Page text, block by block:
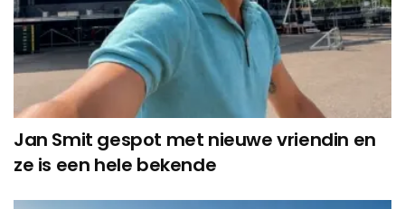
Jan Smit gespot met nieuwe vriendin en
ze is een hele bekende